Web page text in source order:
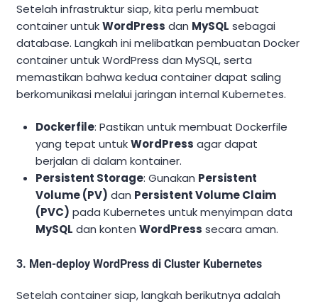
Setelah infrastruktur siap, kita perlu membuat
container untukWordPress dan MySQL sebagai
database. Langkah ini melibatkan pembuatan Docker
container untuk WordPress dan MySQL, serta
memastikan bahwa kedua container dapat saling
berkomunikasi melalui jaringan internal Kubernetes.
Dockerfile: Pastikan untuk membuat Dockerfile
yang tepat untukWordPress agar dapat
berjalan di dalam kontainer.
Persistent Storage: Gunakan Persistent
Volume (PV) dan Persistent Volume Claim
(PVC) pada Kubernetes untuk menyimpan data
MySQL dan kontenWordPress secara aman.
3. Men-deploy WordPress di Cluster Kubernetes
Setelah container siap, langkah berikutnya adalah